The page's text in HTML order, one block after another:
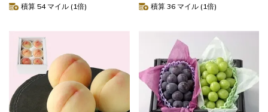
積算 54 マイル (1倍) 積算 36 マイル (1倍)